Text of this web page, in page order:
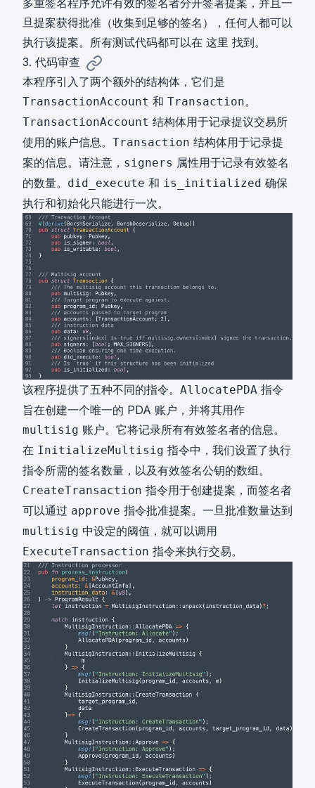
多重签名程序允许有效的签名者分开签署提案，并且一
旦提案获得批准（收集到足够的签名），任何人都可以
执行该提案。所有测试代码都可以在 这里 找到。
3. 代码审查
本程序引入了两个额外的结构体，它们是
TransactionAccount 和 Transaction。
TransactionAccount 结构体用于记录提议交易所
使用的账户信息。 Transaction 结构体用于记录提
案的信息。请注意， signers 属性用于记录有效签名
的数量。 did_execute 和 is_initialized 确保
执行和初始化只能进行一次。
该程序提供了五种不同的指令。 AllocatePDA 指令
旨在创建一个唯一的 PDA 账户，并将其用作
multisig 账户。它将记录所有有效签名者的信息。
在 InitializeMultisig 指令中，我们设置了执行
指令所需的签名数量，以及有效签名公钥的数组。
CreateTransaction 指令用于创建提案，而签名者
可以通过 approve 指令批准提案。一旦批准数量达到
multisig 中设定的阈值，就可以调用
ExecuteTransaction 指令来执行交易。